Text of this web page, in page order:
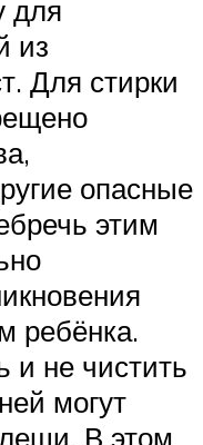
для
из
Для стирки
опасные
этим
ребёнка.
и не чистить
могут
В этом